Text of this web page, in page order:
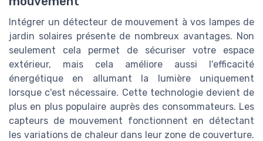
Intégrer un détecteur de mouvement à vos lampes de
jardin solaires présente de nombreux avantages. Non
seulement cela permet de sécuriser votre espace
extérieur, mais cela améliore aussi l'efficacité
énergétique en allumant la lumière uniquement
lorsque c'est nécessaire. Cette technologie devient de
plus en plus populaire auprès des consommateurs. Les
capteurs de mouvement fonctionnent en détectant
les variations de chaleur dans leur zone de couverture.